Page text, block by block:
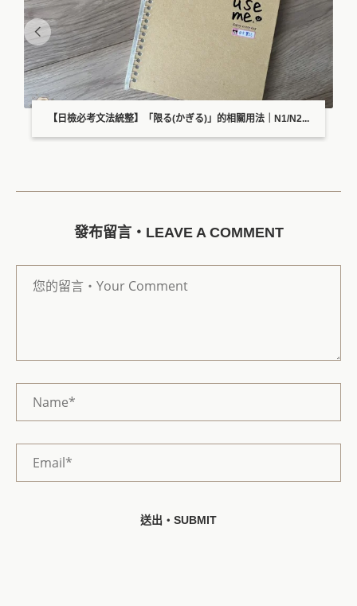
【日檢必考文法統整】「限る(かぎる)」的相關用法｜N1/N2...
發布留言・LEAVE A COMMENT